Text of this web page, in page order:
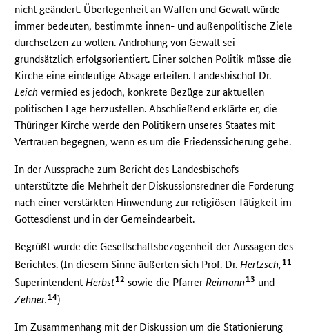
nicht geändert. Überlegenheit an Waffen und Gewalt würde
immer bedeuten, bestimmte innen- und außenpolitische Ziele
durchsetzen zu wollen. Androhung von Gewalt sei
grundsätzlich erfolgsorientiert. Einer solchen Politik müsse die
Kirche eine eindeutige Absage erteilen. Landesbischof Dr.
Leich vermied es jedoch, konkrete Bezüge zur aktuellen
politischen Lage herzustellen. Abschließend erklärte er, die
Thüringer Kirche werde den Politikern unseres Staates mit
Vertrauen begegnen, wenn es um die Friedenssicherung gehe.
In der Aussprache zum Bericht des Landesbischofs
unterstützte die Mehrheit der Diskussionsredner die Forderung
nach einer verstärkten Hinwendung zur religiösen Tätigkeit im
Gottesdienst und in der Gemeindearbeit.
Begrüßt wurde die Gesellschaftsbezogenheit der Aussagen des
Berichtes. (In diesem Sinne äußerten sich Prof. Dr. Hertzsch, 11
Superintendent Herbst12 sowie die Pfarrer Reimann13 und
Zehner.14)
Im Zusammenhang mit der Diskussion um die Stationierung